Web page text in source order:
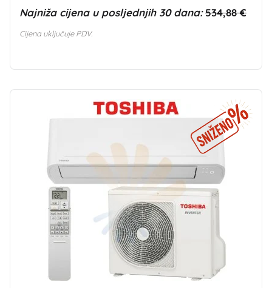
Najniža cijena u posljednjih 30 dana:534,88 €
Cijena uključuje PDV.